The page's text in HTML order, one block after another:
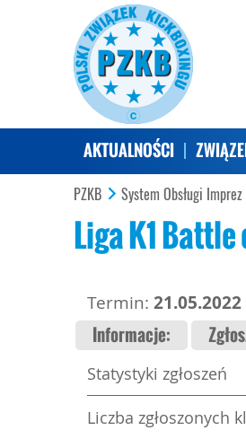
AKTUALNOŚCI
PZKB System Obsługi Imprez
Liga K1
Termin:
Informacje:
Statystyki zgłoszeń
Liczba zgłoszonych